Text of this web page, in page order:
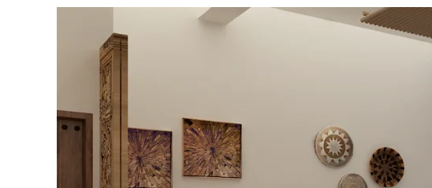
Boutique